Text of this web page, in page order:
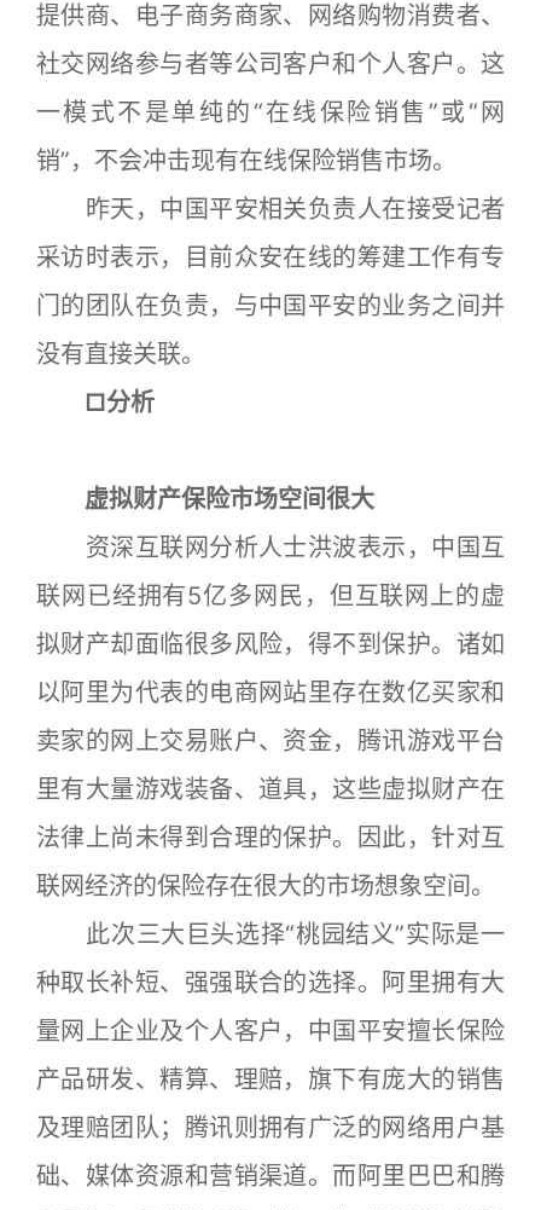
提供商、电子商务商家、网络购物消费者、
社交网络参与者等公司客户和个人客户。这
一模式不是单纯的“在线保险销售”或“网
销”，不会冲击现有在线保险销售市场。
昨天，中国平安相关负责人在接受记者
采访时表示，目前众安在线的筹建工作有专
门的团队在负责，与中国平安的业务之间并
没有直接关联。
□分析
虚拟财产保险市场空间很大
资深互联网分析人士洪波表示，中国互
联网已经拥有5亿多网民，但互联网上的虚
拟财产却面临很多风险，得不到保护。诸如
以阿里为代表的电商网站里存在数亿买家和
卖家的网上交易账户、资金，腾讯游戏平台
里有大量游戏装备、道具，这些虚拟财产在
法律上尚未得到合理的保护。因此，针对互
联网经济的保险存在很大的市场想象空间。
此次三大巨头选择“桃园结义”实际是一
种取长补短、强强联合的选择。阿里拥有大
量网上企业及个人客户，中国平安擅长保险
产品研发、精算、理赔，旗下有庞大的销售
及理赔团队；腾讯则拥有广泛的网络用户基
础、媒体资源和营销渠道。而阿里巴巴和腾